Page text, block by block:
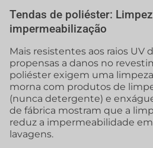
Tendas de poliéster:
impermeabilização
Mais resistentes aos raios UV
propensas a danos no
poliéster exigem uma
morna com produtos de
(nunca detergente) e
de fábrica mostram que a
reduz a impermeabilidade em
lavagens.